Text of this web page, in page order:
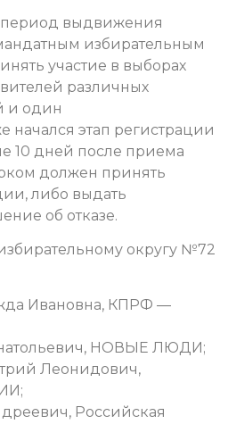
выдвижения
избирательным
участие в выборах
различных
и один
этап регистрации
10 дней после приема
должен принять
либо выдать
об отказе.
округу №72
Ивановна, КПРФ —
НОВЫЕ ЛЮДИ;
Леонидович,
Российская